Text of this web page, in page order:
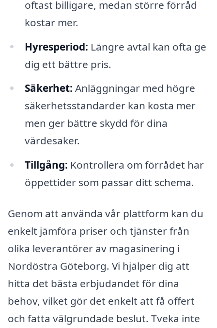
oftast billigare, medan större förråd
kostar mer.
Hyresperiod: Längre avtal kan ofta ge
dig ett bättre pris.
Säkerhet: Anläggningar med högre
säkerhetsstandarder kan kosta mer
men ger bättre skydd för dina
värdesaker.
Tillgång: Kontrollera om förrådet har
öppettider som passar ditt schema.
Genom att använda vår plattform kan du
enkelt jämföra priser och tjänster från
olika leverantörer av magasinering i
Nordöstra Göteborg. Vi hjälper dig att
hitta det bästa erbjudandet för dina
behov, vilket gör det enkelt att få offert
och fatta välgrundade beslut. Tveka inte